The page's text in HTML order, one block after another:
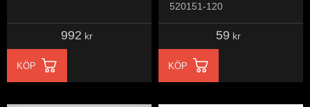
992 kr
KÖP
520151-120
59 kr
KÖP